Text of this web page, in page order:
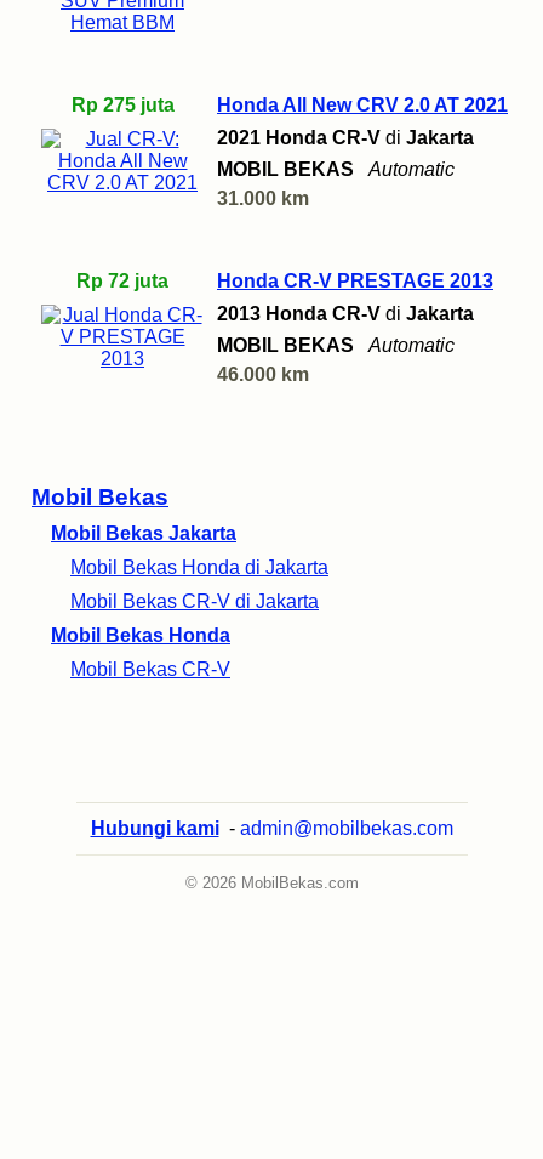
Mobil Bekas
Mobil Bekas Jakarta
Mobil Bekas Honda di Jakarta
Mobil Bekas CR-V di Jakarta
Mobil Bekas Honda
Mobil Bekas CR-V
Rp 275 juta
Honda All New CRV 2.0 AT 2021
2021 Honda CR-V di Jakarta
MOBIL BEKAS
Automatic
31.000 km
Rp 72 juta
Honda CR-V PRESTAGE 2013
2013 Honda CR-V di Jakarta
MOBIL BEKAS
Automatic
46.000 km
Hubungi kami - admin@mobilbekas.com
© 2026 MobilBekas.com